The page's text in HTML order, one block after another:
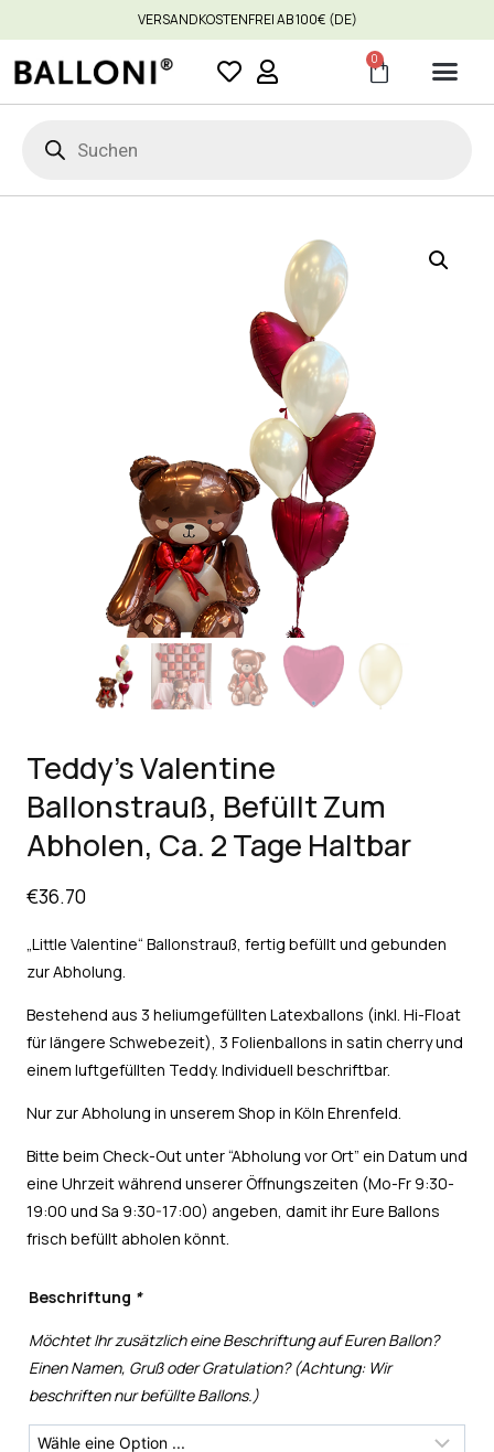
VERSANDKOSTENFREI AB 100€ (DE)
0
Teddy’s Valentine
Ballonstrauß, Befüllt Zum
Abholen, Ca. 2 Tage Haltbar
€36.70
„Little Valentine“ Ballonstrauß, fertig befüllt und gebunden
zur Abholung.
Bestehend aus 3 heliumgefüllten Latexballons (inkl. Hi-Float
für längere Schwebezeit), 3 Folienballons in satin cherry und
einem luftgefüllten Teddy. Individuell beschriftbar.
Nur zur Abholung in unserem Shop in Köln Ehrenfeld.
Bitte beim Check-Out unter “Abholung vor Ort” ein Datum und
eine Uhrzeit während unserer Öffnungszeiten (Mo-Fr 9:30-
19:00 und Sa 9:30-17:00) angeben, damit ihr Eure Ballons
frisch befüllt abholen könnt.
Beschriftung *
Möchtet Ihr zusätzlich eine Beschriftung auf Euren Ballon?
Einen Namen, Gruß oder Gratulation? (Achtung: Wir
beschriften nur befüllte Ballons.)